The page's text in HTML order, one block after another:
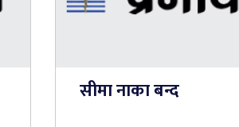
सीमा नाका बन्द